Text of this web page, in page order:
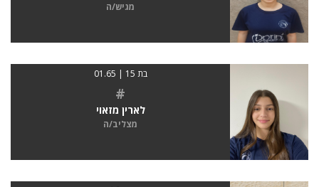
מגיש/ה
בת 15 | 01.65
#
לארין מזאוי
מצליב/ה